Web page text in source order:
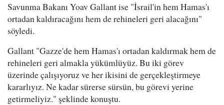
Savunma Bakanı Yoav Gallant ise "İsrail'in hem Hamas'ı
ortadan kaldıracağını hem de rehineleri geri alacağını"
söyledi.
Gallant "Gazze'de hem Hamas'ı ortadan kaldırmak hem de
rehineleri geri almakla yükümlüyüz. Bu iki görev
üzerinde çalışıyoruz ve her ikisini de gerçekleştirmeye
kararlıyız. Ne kadar sürerse sürsün, bu görevi yerine
getirmeliyiz." şeklinde konuştu.